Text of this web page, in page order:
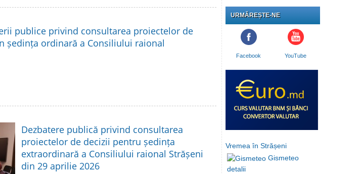
publice privind consultarea proiectelor de
ședința ordinară a Consiliului raional
Dezbatere publică privind consultarea
proiectelor de decizii pentru ședința
extraordinară a Consiliului raional Strășeni
din 29 aprilie 2026
URMĂREȘTE-NE
Facebook YouTube
Vremea în Strășeni
Gismeteo
detalii